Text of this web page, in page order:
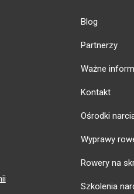
Blog
Partnerzy
Ważne
Kontakt
Ośrodki
Wyprawy
Rowery na
Szkolenia